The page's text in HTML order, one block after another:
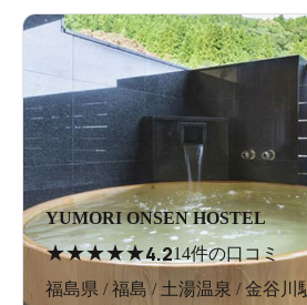
間欠泉のある温泉、これが楽しく
降り注いでくるお湯を頭から浴び
る間欠泉を直接手で触ってみたり
で大興奮。
ところでこのお湯の温度だと、夏
いだろうなと思うかもしれないが、
この場所はとても雪深いため、宿
YUMORI ONSEN HOSTEL
★★★★★4.214件の口コミ
福島県 / 福島 / 土湯温泉 / 金谷川